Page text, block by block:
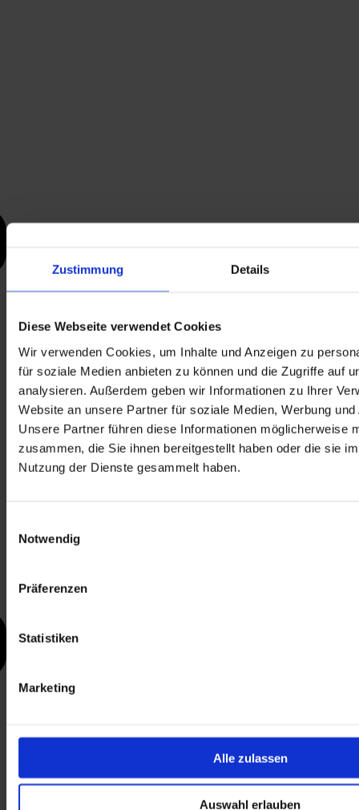
Zustimmung Details
Diese Webseite verwendet Cookies
Wir verwenden Cookies, um Inhalte und Anzeigen zu
für soziale Medien anbieten zu können und die Zugriffe auf
analysieren. Außerdem geben wir Informationen zu Ihrer
Website an unsere Partner für soziale Medien, Werbung
Unsere Partner führen diese Informationen möglicherweise
zusammen, die Sie ihnen bereitgestellt haben oder die sie
Nutzung der Dienste gesammelt haben.
Notwendig
Präferenzen
Statistiken
Marketing
Alle zulassen
Auswahl erlauben